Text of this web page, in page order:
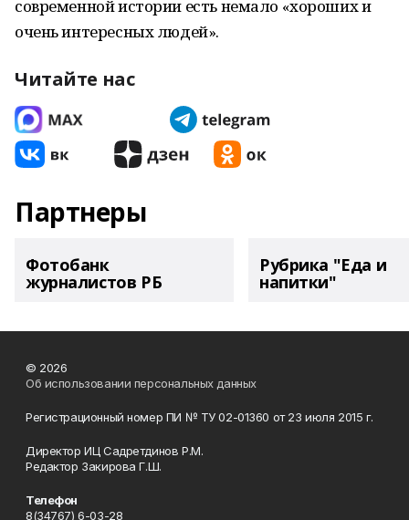
современной истории есть немало «хороших и
очень интересных людей».
Читайте нас
Партнеры
Фотобанк
журналистов РБ
Рубрика "Еда и
напитки"
© 2026
Об использовании персональных данных
Регистрационный номер ПИ № ТУ 02-01360 от 23 июля 2015 г.
Директор ИЦ Садретдинов Р.М.
Редактор Закирова Г.Ш.
Телефон
8(34767) 6-03-28